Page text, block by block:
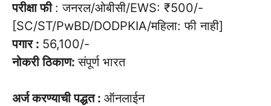
परीक्षा फी : जनरल/ओबीसी/EWS: ₹500/-
[SC/ST/PwBD/DODPKIA/महिला: फी नाही]
पगार : 56,100/-
नोकरी ठिकाण:संपूर्ण भारत
अर्ज करण्याची पद्धत : ऑनलाईन